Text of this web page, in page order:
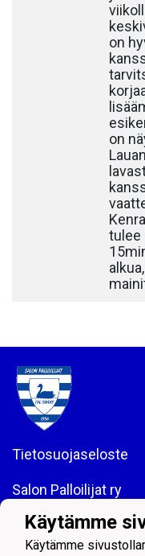
on
on
tulee
Tietosuojaseloste
Salon Palloilijat ry
Puh: 044 - 7060234
email:
Käytämme
Käytämme